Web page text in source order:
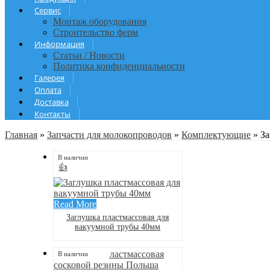
Сервис
Монтаж оборудования
Строительство ферм
Информация
Статьи / Новости
Политика конфиденциальности
Галерея
Оплата
Доставка
Контакты
Главная » Запчасти для молокопроводов » Комплектующие »
В наличии
👍
Read More
Заглушка пластмассовая для
вакуумной трубы 40мм
В наличии